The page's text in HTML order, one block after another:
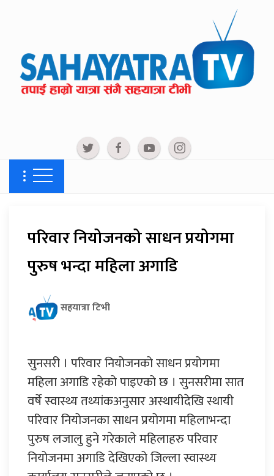
परिवार नियोजनको साधन प्रयोगमा
पुरुष भन्दा महिला अगाडि
सहयात्रा टिभी
सुनसरी । परिवार नियोजनको साधन प्रयोगमा
महिला अगाडि रहेको पाइएको छ । सुनसरीमा सात
वर्षे स्वास्थ्य तथ्यांकअनुसार अस्थायीदेखि स्थायी
परिवार नियोजनका साधन प्रयोगमा महिलाभन्दा
पुरुष लजालु हुने गरेकाले महिलाहरु परिवार
नियोजनमा अगाडि देखिएको जिल्ला स्वास्थ्य